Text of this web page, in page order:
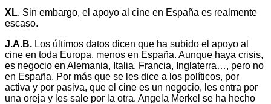
XL. Sin embargo, el apoyo al cine en España es realmente
escaso.
J.A.B. Los últimos datos dicen que ha subido el apoyo al
cine en toda Europa, menos en España. Aunque haya crisis,
es negocio en Alemania, Italia, Francia, Inglaterra…, pero no
en España. Por más que se les dice a los políticos, por
activa y por pasiva, que el cine es un negocio, les entra por
una oreja y les sale por la otra. Angela Merkel se ha hecho